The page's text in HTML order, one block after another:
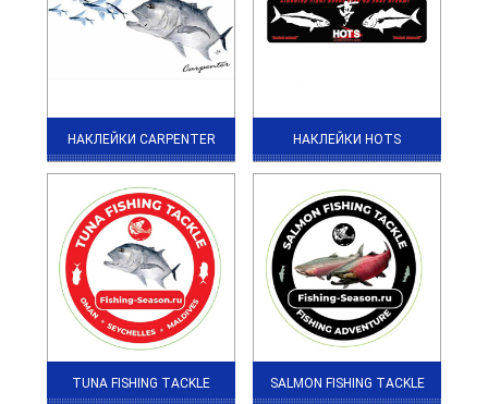
НАКЛЕЙКИ CARPENTER НАКЛЕЙКИ HOTS
TUNA FISHING TACKLE SALMON FISHING TACKLE